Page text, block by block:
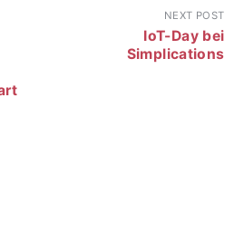
NEXT POST
IoT-Day bei
Simplications